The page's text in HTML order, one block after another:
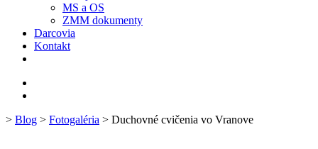
MS a OS
ZMM dokumenty
Darcovia
Kontakt
> Blog > Fotogaléria > Duchovné cvičenia vo Vranove